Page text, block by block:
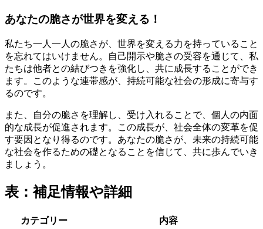
あなたの脆さが世界を変える！
私たち一人一人の脆さが、世界を変える力を持っていること
を忘れてはいけません。自己開示や脆さの受容を通じて、私
たちは他者との結びつきを強化し、共に成長することができ
ます。このような連帯感が、持続可能な社会の形成に寄与す
るのです。
また、自分の脆さを理解し、受け入れることで、個人の内面
的な成長が促進されます。この成長が、社会全体の変革を促
す要因となり得るのです。あなたの脆さが、未来の持続可能
な社会を作るための礎となることを信じて、共に歩んでいき
ましょう。
表：補足情報や詳細
カテゴリー
内容